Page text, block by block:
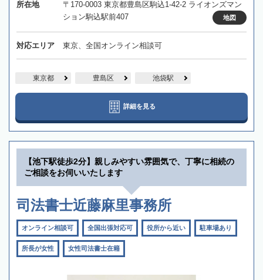
所在地
〒170-0003 東京都豊島区駒込1-42-2 ライオンズマン
ション駒込駅前407
地図
対応エリア 東京、全国オンライン相談可
東京都 豊島区 池袋駅
詳細を見る
【池下駅徒歩2分】親しみやすい雰囲気で、丁寧に相続の
ご相談をお伺いいたします
司法書士近藤麻里事務所
オンライン相談可 全国出張対応可 役所から近い 駐車場あり
所長が女性 女性司法書士在籍